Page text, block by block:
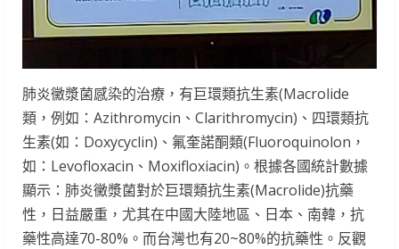
肺炎黴漿菌感染的治療，有巨環類抗生素(Macrolide
類，例如：Azithromycin、Clarithromycin)、四環類抗
生素(如：Doxycyclin)、氟奎諾酮類(Fluoroquinolon，
如：Levofloxacin、Moxifloxiacin)。根據各國統計數據
顯示：肺炎黴漿菌對於巨環類抗生素(Macrolide)抗藥
性，日益嚴重，尤其在中國大陸地區、日本、南韓，抗
藥性高達70-80%。而台灣也有20~80%的抗藥性。反觀